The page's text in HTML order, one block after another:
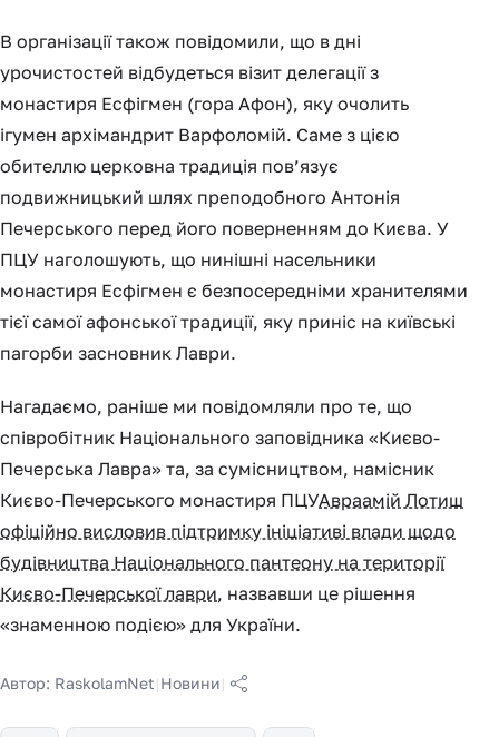
В організації також повідомили, що в дні
урочистостей відбудеться візит делегації з
монастиря Есфігмен (гора Афон), яку очолить
ігумен архімандрит Варфоломій. Саме з цією
обителлю церковна традиція пов’язує
подвижницький шлях преподобного Антонія
Печерського перед його поверненням до Києва. У
ПЦУ наголошують, що нинішні насельники
монастиря Есфігмен є безпосередніми хранителями
тієї самої афонської традиції, яку приніс на київські
пагорби засновник Лаври.
Нагадаємо, раніше ми повідомляли про те, що
співробітник Національного заповідника «Києво-
Печерська Лавра» та, за сумісництвом, намісник
Києво-Печерського монастиря ПЦУАвраамій Лотиш
офіційно висловив підтримку ініціативі влади щодо
будівництва Національного пантеону на території
Києво-Печерської лаври, назвавши це рішення
«знаменною подією» для України.
Автор: RaskolamNet|Новини|